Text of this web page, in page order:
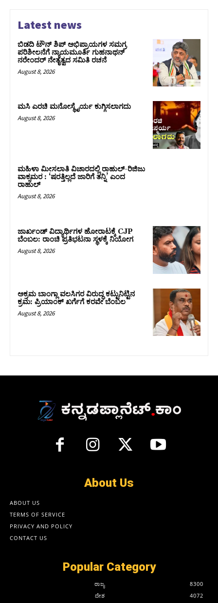
Latest news
ಬಿಡದಿ ಟೌನ್ ಶಿಪ್ ಅಭಿಪ್ರಾಯಗಳ ಸಮಗ್ರ
ಪರಿಶೀಲನೆಗೆ ನ್ಯಾಯಮೂರ್ತಿ ಗುಹನಾಥನ್
ನರೇಂದರ್ ನೇತೃತ್ವದ ಸಮಿತಿ ರಚನೆ
August 8, 2026
ಮಸಿ ಎರಚಿ ಮನೋಸ್ಥೈರ್ಯ ಕುಗ್ಗಿಸಲಾಗದು
August 8, 2026
ಮಹಿಳಾ ಮೀಸಲಾತಿ ವಿಚಾರದಲ್ಲಿ ರಾಹುಲ್‌-ರಿಜಿಜು
ವಾಕ್ಸಮರ : ‘ಷರತ್ತಿಲ್ಲದೆ ಜಾರಿಗೆ ತನ್ನಿ’ ಎಂದ
ರಾಹುಲ್‌
August 8, 2026
ಜಾರ್ಖಂಡ್‌ ವಿದ್ಯಾರ್ಥಿಗಳ ಹೋರಾಟಕ್ಕೆ CJP
ಬೆಂಬಲ: ರಾಂಚಿ ಪ್ರತಿಭಟನಾ ಸ್ಥಳಕ್ಕೆ ನಿಯೋಗ
August 8, 2026
ಅಕ್ರಮ ಬಾಂಗ್ಲಾ ವಲಸಿಗರ ವಿರುದ್ಧ ಕಟ್ಟುನಿಟ್ಟಿನ
ಕ್ರಮ: ಪ್ರಿಯಾಂಕ್ ಖರ್ಗೆಗೆ ಕರವೇ ಬೆಂಬಲ
August 8, 2026
About Us
ABOUT US
TERMS OF SERVICE
PRIVACY AND POLICY
CONTACT US
Popular Category
ರಾಜ್ಯ
8300
ದೇಶ
4072